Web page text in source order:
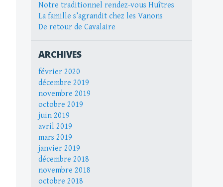
Notre traditionnel rendez-vous Huîtres
La famille s’agrandit chez les Vanons
De retour de Cavalaire
ARCHIVES
février 2020
décembre 2019
novembre 2019
octobre 2019
juin 2019
avril 2019
mars 2019
janvier 2019
décembre 2018
novembre 2018
octobre 2018